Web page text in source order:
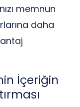
memnun
daha
İçeriğin